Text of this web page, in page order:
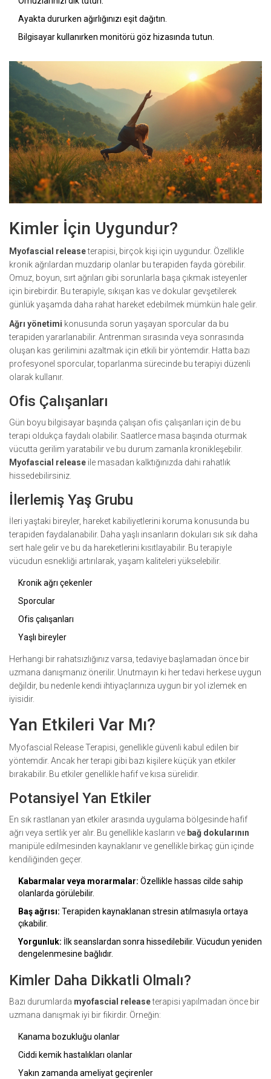
Ayakta dururken ağırlığınızı eşit dağıtın.
Bilgisayar kullanırken monitörü göz hizasında tutun.
Kimler İçin Uygundur?
Myofascial releaseterapisi, birçok kişi için uygundur. Özellikle
kronik ağrılardan muzdarip olanlar bu terapiden fayda görebilir.
Omuz, boyun, sırt ağrıları gibi sorunlarla başa çıkmak isteyenler
için birebirdir. Bu terapiyle, sıkışan kas ve dokular gevşetilerek
günlük yaşamda daha rahat hareket edebilmek mümkün hale gelir.
Ağrı yönetimi konusunda sorun yaşayan sporcular da bu
terapiden yararlanabilir. Antrenman sırasında veya sonrasında
oluşan kas gerilimini azaltmak için etkili bir yöntemdir. Hatta bazı
profesyonel sporcular, toparlanma sürecinde bu terapiyi düzenli
olarak kullanır.
Ofis Çalışanları
Gün boyu bilgisayar başında çalışan ofis çalışanları için de bu
terapi oldukça faydalı olabilir. Saatlerce masa başında oturmak
vücutta gerilim yaratabilir ve bu durum zamanla kronikleşebilir.
Myofascial release ile masadan kalktığınızda dahi rahatlık
hissedebilirsiniz.
İlerlemiş Yaş Grubu
İleri yaştaki bireyler, hareket kabiliyetlerini koruma konusunda bu
terapiden faydalanabilir. Daha yaşlı insanların dokuları sık sık daha
sert hale gelir ve bu da hareketlerini kısıtlayabilir. Bu terapiyle
vücudun esnekliği artırılarak, yaşam kaliteleri yükselebilir.
Kronik ağrı çekenler
Sporcular
Ofis çalışanları
Yaşlı bireyler
Herhangi bir rahatsızlığınız varsa, tedaviye başlamadan önce bir
uzmana danışmanız önerilir. Unutmayın ki her tedavi herkese uygun
değildir, bu nedenle kendi ihtiyaçlarınıza uygun bir yol izlemek en
iyisidir.
Yan Etkileri Var Mı?
Myofascial Release Terapisi, genellikle güvenli kabul edilen bir
yöntemdir. Ancak her terapi gibi bazı kişilere küçük yan etkiler
bırakabilir. Bu etkiler genellikle hafif ve kısa sürelidir.
Potansiyel Yan Etkiler
En sık rastlanan yan etkiler arasında uygulama bölgesinde hafif
ağrı veya sertlik yer alır. Bu genellikle kasların ve bağ dokularının
manipüle edilmesinden kaynaklanır ve genellikle birkaç gün içinde
kendiliğinden geçer.
Kabarmalar veya morarmalar: Özellikle hassas cilde sahip
olanlarda görülebilir.
Baş ağrısı: Terapiden kaynaklanan stresin atılmasıyla ortaya
çıkabilir.
Yorgunluk: İlk seanslardan sonra hissedilebilir. Vücudun yeniden
dengelenmesine bağlıdır.
Kimler Daha Dikkatli Olmalı?
Bazı durumlarda myofascial releaseterapisi yapılmadan önce bir
uzmana danışmak iyi bir fikirdir. Örneğin:
Kanama bozukluğu olanlar
Ciddi kemik hastalıkları olanlar
Yakın zamanda ameliyat geçirenler